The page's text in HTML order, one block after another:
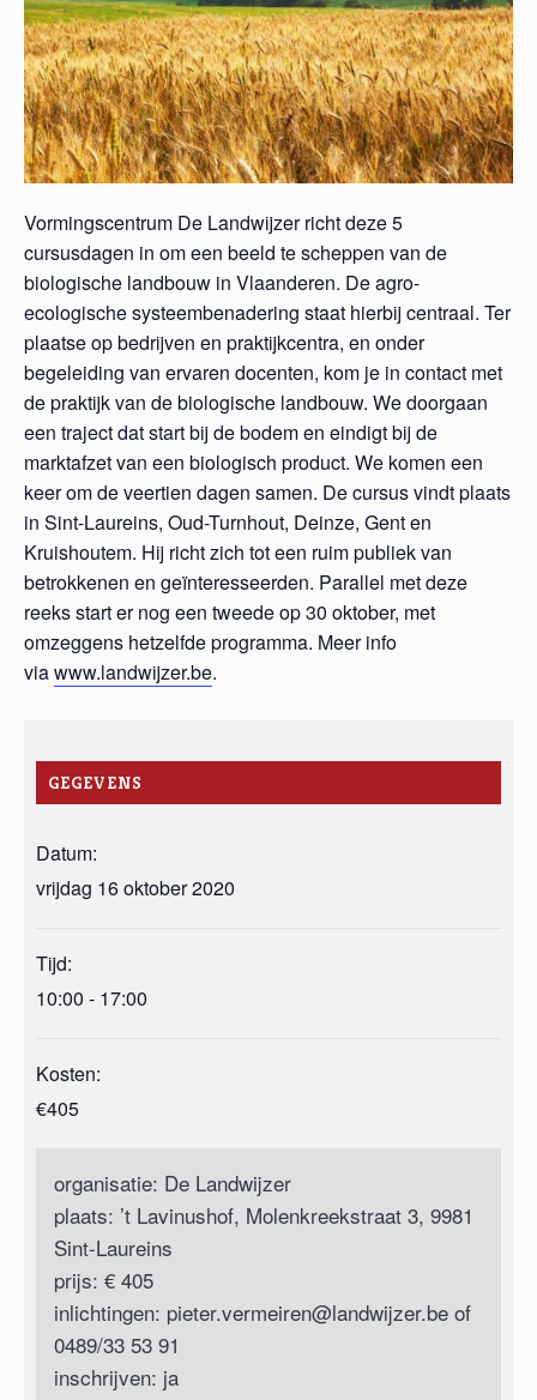
Vormingscentrum De Landwijzer richt deze 5
cursusdagen in om een beeld te scheppen van de
biologische landbouw in Vlaanderen. De agro-
ecologische systeembenadering staat hierbij centraal. Ter
plaatse op bedrijven en praktijkcentra, en onder
begeleiding van ervaren docenten, kom je in contact met
de praktijk van de biologische landbouw. We doorgaan
een traject dat start bij de bodem en eindigt bij de
marktafzet van een biologisch product. We komen een
keer om de veertien dagen samen. De cursus vindt plaats
in Sint-Laureins, Oud-Turnhout, Deinze, Gent en
Kruishoutem. Hij richt zich tot een ruim publiek van
betrokkenen en geïnteresseerden. Parallel met deze
reeks start er nog een tweede op 30 oktober, met
omzeggens hetzelfde programma. Meer info
viawww.landwijzer.be.
GEGEVENS
Datum:
vrijdag 16 oktober 2020
Tijd:
10:00 - 17:00
Kosten:
€405
organisatie: De Landwijzer
plaats: ’t Lavinushof, Molenkreekstraat 3, 9981
Sint-Laureins
prijs: € 405
inlichtingen: pieter.vermeiren@landwijzer.be of
0489/33 53 91
inschrijven: ja